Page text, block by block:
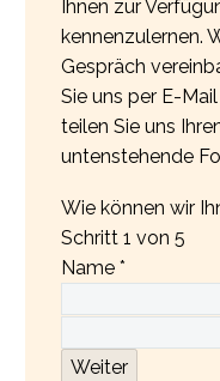
Ihnen zur
kennenzulernen.
Gespräch
Sie uns per E-
teilen Sie uns
untenstehende
Wie können wir
Schritt 1 von 5
Name *
Weiter